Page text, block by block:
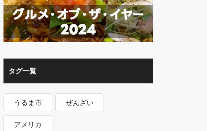
タグ一覧
うるま市 ぜんざい
アメリカ